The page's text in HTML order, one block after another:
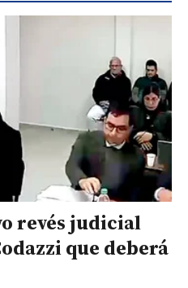
revés judicial
que deberá